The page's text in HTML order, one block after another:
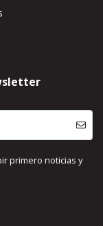
primero noticias y